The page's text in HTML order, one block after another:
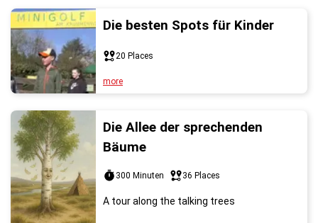
Die besten Spots für Kinder
20 Places
more
Die Allee der sprechenden
Bäume
300 Minuten 36 Places
A tour along the talking trees